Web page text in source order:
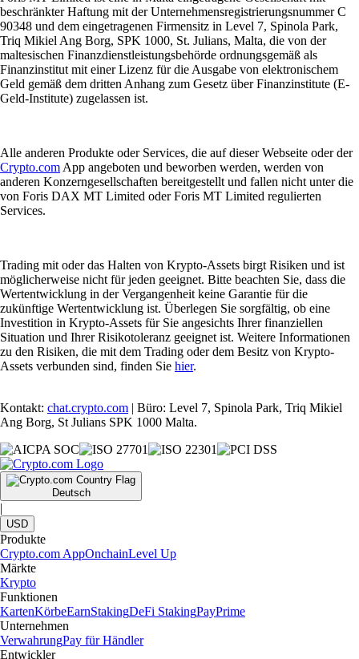
beschränkter Haftung mit der Unternehmensregistrierungsnummer C
90348 und dem eingetragenen Firmensitz in Level 7, Spinola Park,
Triq Mikiel Ang Borg, SPK 1000, St. Julians, Malta, die von der
maltesischen Finanzdienstleistungsbehörde ordnungsgemäß als
Finanzinstitut mit einer Lizenz für die Ausgabe von elektronischem
Geld gemäß dem dritten Anhang zum Gesetz über Finanzinstitute (E-
Geld-Institute) zugelassen ist.
Alle anderen Produkte oder Services, die auf dieser Webseite oder der
Crypto.com App angeboten und beworben werden, werden von
anderen Konzerngesellschaften bereitgestellt und fallen nicht unter die
von Foris DAX MT Limited oder Foris MT Limited regulierten
Services.
Trading mit oder das Halten von Krypto-Assets birgt Risiken und ist
möglicherweise nicht für jeden geeignet. Bitte beachten Sie, dass die
Wertentwicklung in der Vergangenheit keine Garantie für die
zukünftige Wertentwicklung ist. Überlegen Sie sorgfältig, ob eine
Investition in Krypto-Assets für Sie angesichts Ihrer finanziellen
Situation und Ihrer Risikotoleranz geeignet ist. Weitere Informationen
zu den Risiken, die mit dem Trading oder dem Besitz von Krypto-
Assets verbunden sind, finden Sie hier.
Kontakt: chat.crypto.com | Büro: Level 7, Spinola Park, Triq Mikiel
Ang Borg, St Julians SPK 1000 Malta.
Deutsch
|
USD
Produkte
Crypto.com AppOnchainLevel Up
Märkte
Krypto
Funktionen
KartenKörbeEarnStakingDeFi StakingPayPrime
Unternehmen
VerwahrungPay für Händler
Entwickler